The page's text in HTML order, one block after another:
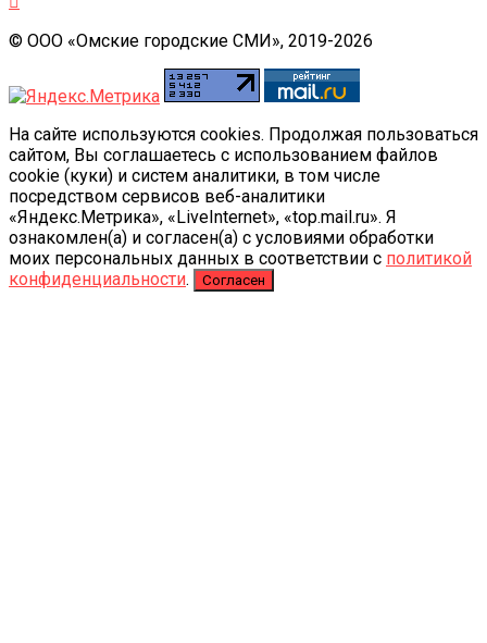
© ООО «Омские городские СМИ», 2019-2026
На сайте используются cookies. Продолжая пользоваться
сайтом, Вы соглашаетесь с использованием файлов
cookie (куки) и систем аналитики, в том числе
посредством сервисов веб-аналитики
«Яндекс.Метрика», «LiveInternet», «top.mail.ru». Я
ознакомлен(а) и согласен(а) с условиями обработки
моих персональных данных в соответствии с политикой
конфиденциальности. Согласен